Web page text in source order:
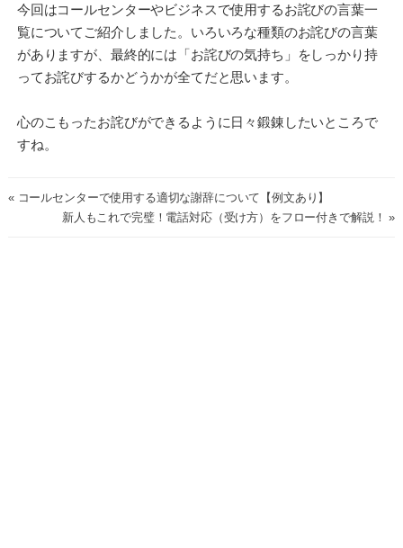
今回はコールセンターやビジネスで使用するお詫びの言葉一
覧についてご紹介しました。いろいろな種類のお詫びの言葉
がありますが、最終的には「お詫びの気持ち」をしっかり持
ってお詫びするかどうかが全てだと思います。
心のこもったお詫びができるように日々鍛錬したいところで
すね。
« コールセンターで使用する適切な謝辞について【例文あり】
新人もこれで完璧！電話対応（受け方）をフロー付きで解説！ »